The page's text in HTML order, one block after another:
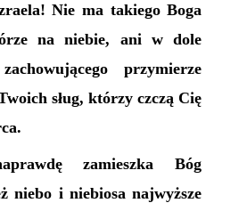
Nie ma takiego Boga
na niebie, ani w dole
przymierze
sług, którzy czczą Cię
zamieszka Bóg
niebo i niebiosa najwyższe